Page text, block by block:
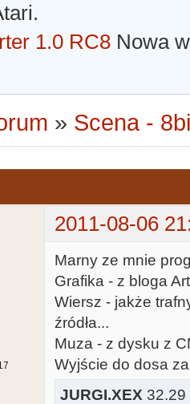
1.0 RC8 Nowa
» Scena -
2011-08-06
Marny ze mnie
Grafika - z bloga
Wiersz - jakże
źródła...
Muza - z dysku z
Wyjście do dosa
JURGI.XEX